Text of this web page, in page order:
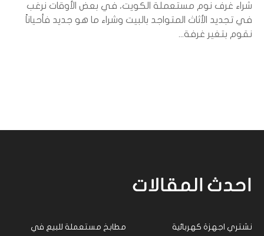
شراء غرف نوم مستعملة الكويت، في بعض الأوقات نرغب
في تجديد الأثاث المتواجد بالبيت وشراء ما هو جديد فأحياناً
نقوم بتغير غرفة...
احدث المقالات
نشتري اجهزة كهربائية
مطابخ مستعملة للبيع في